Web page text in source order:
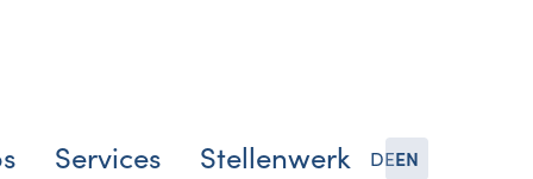
Services Stellenwerk DEEN